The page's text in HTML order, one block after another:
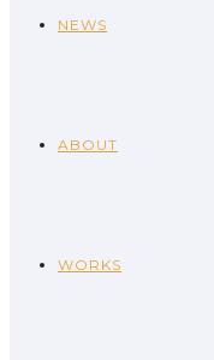
NEWS
ABOUT
WORKS